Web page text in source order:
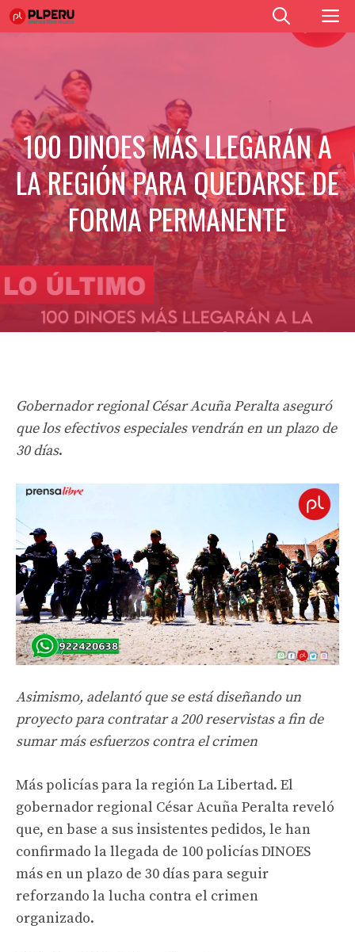
Saltar
al
100 DINOES MÁS LLEGARÁN A
LA REGIÓN PARA QUEDARSE DE
FORMA PERMANENTE
Gobernador regional César Acuña Peralta aseguró
que los efectivos especiales vendrán en un plazo de
30 días.
Asimismo, adelantó que se está diseñando un
proyecto para contratar a 200 reservistas a fin de
sumar más esfuerzos contra el crimen
Más policías para la región La Libertad. El
gobernador regional César Acuña Peralta reveló
que, en base a sus insistentes pedidos, le han
confirmado la llegada de 100 policías DINOES
más en un plazo de 30 días para seguir
reforzando la lucha contra el crimen
organizado.